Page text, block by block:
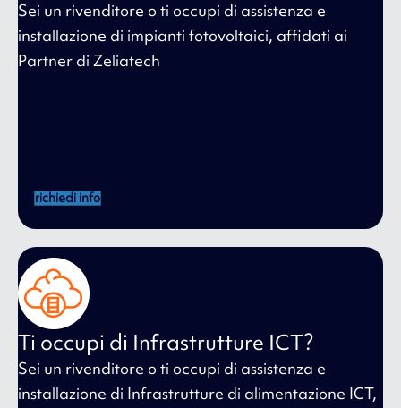
Sei un rivenditore o ti occupi di assistenza e
installazione di impianti fotovoltaici, affidati ai
Partner di Zeliatech
richiedi info
Ti occupi di Infrastrutture ICT?
Sei un rivenditore o ti occupi di assistenza e
installazione di Infrastrutture di alimentazione ICT,